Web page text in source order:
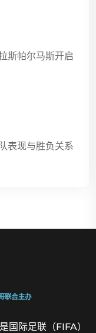
斯帕尔马斯开启
表现与胜负关系
国际足联（FIFA）